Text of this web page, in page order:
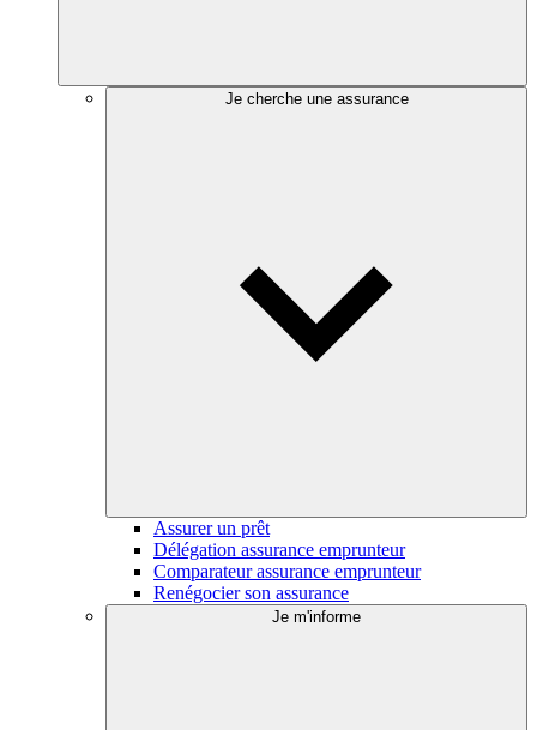
Je cherche une assurance
Assurer un prêt
Délégation assurance emprunteur
Comparateur assurance emprunteur
Renégocier son assurance
Je m'informe